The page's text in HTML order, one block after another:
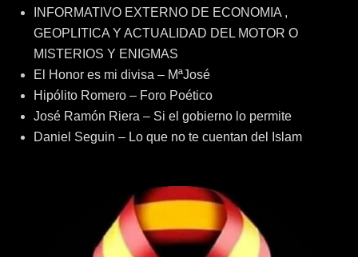
INFORMATIVO EXTERNO DE ECONOMIA ,
GEOPLITICA Y ACTUALIDAD DEL MOTOR O
MISTERIOS Y ENIGMAS
El Honor es mi divisa – MªJosé
Hipólito Romero – Foro Poético
José Ramón Riera – Si el gobierno lo permite
Daniel Seguin – Lo que no te cuentan del Islam